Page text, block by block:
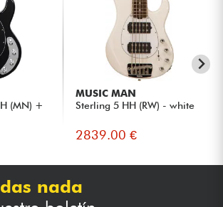
(MN) +
MUSIC MAN
Sterling 5 HH (RW) - white
2839.00 €
nada